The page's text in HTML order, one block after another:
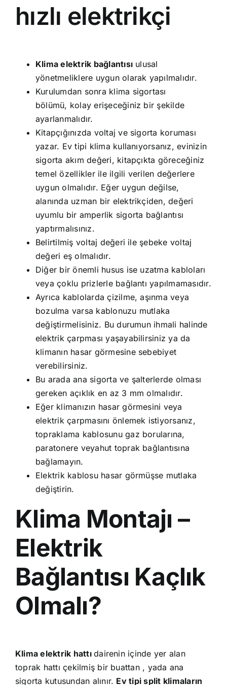
hızlı elektrikçi
Klima elektrik bağlantısıulusal
yönetmeliklere uygun olarak yapılmalıdır.
Kurulumdan sonra klima sigortası
bölümü, kolay erişeceğiniz bir şekilde
ayarlanmalıdır.
Kitapçığınızda voltaj ve sigorta koruması
yazar. Ev tipi klima kullanıyorsanız, evinizin
sigorta akım değeri, kitapçıkta göreceğiniz
temel özellikler ile ilgili verilen değerlere
uygun olmalıdır. Eğer uygun değilse,
alanında uzman bir elektrikçiden, değeri
uyumlu bir amperlik sigorta bağlantısı
yaptırmalısınız.
Belirtilmiş voltaj değeri ile şebeke voltaj
değeri eş olmalıdır.
Diğer bir önemli husus ise uzatma kabloları
veya çoklu prizlerle bağlantı yapılmamasıdır.
Ayrıca kablolarda çizilme, aşınma veya
bozulma varsa kablonuzu mutlaka
değiştirmelisiniz. Bu durumun ihmali halinde
elektrik çarpması yaşayabilirsiniz ya da
klimanın hasar görmesine sebebiyet
verebilirsiniz.
Bu arada ana sigorta ve şalterlerde olması
gereken açıklık en az 3 mm olmalıdır.
Eğer klimanızın hasar görmesini veya
elektrik çarpmasını önlemek istiyorsanız,
topraklama kablosunu gaz borularına,
paratonere veyahut toprak bağlantısına
bağlamayın.
Elektrik kablosu hasar görmüşse mutlaka
değiştirin.
Klima Montajı –
Elektrik
Bağlantısı Kaçlık
Olmalı?
Klima elektrik hattıdairenin içinde yer alan
toprak hattı çekilmiş bir buattan , yada ana
sigorta kutusundan alınır. Ev tipi split klimaların